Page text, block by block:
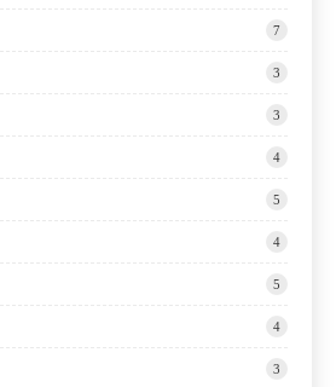
7
3
3
4
5
4
5
4
3